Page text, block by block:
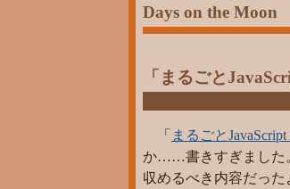
Days on the Moon
「まるごと
「 まるごと
か……書きすぎました
収めるべき内容だった